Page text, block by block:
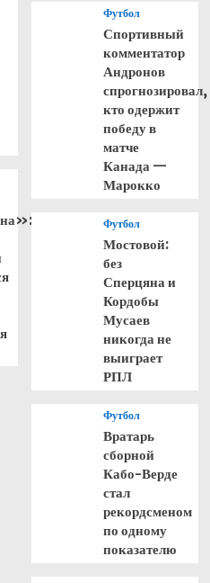
Футбол
Спортивный
комментатор
Андронов
спрогнозировал,
кто одержит
победу в
матче
Канада —
Марокко
Футбол
Мостовой:
без
Сперцяна и
Кордобы
Мусаев
никогда не
выиграет
РПЛ
Футбол
Вратарь
сборной
Кабо-Верде
стал
рекордсменом
по одному
показателю